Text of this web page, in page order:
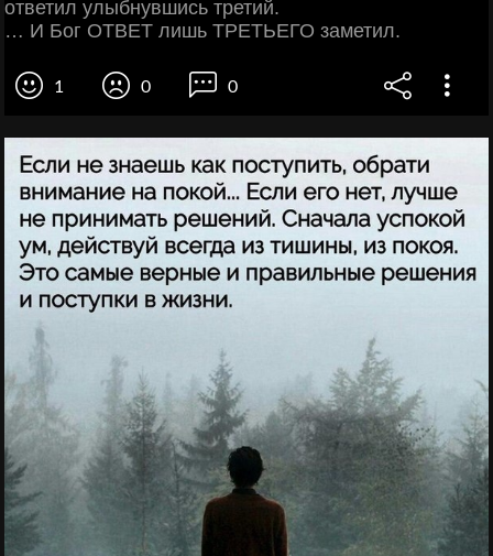
ответил улыбнувшись третий.
… И Бог ОТВЕТ лишь ТРЕТЬЕГО заметил.
1 0 0